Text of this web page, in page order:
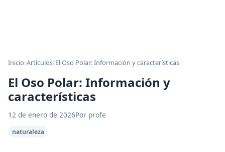
Inicio/Artículos/El Oso Polar: Información y características
El Oso Polar: Información y
características
12 de enero de 2026Por profe
naturaleza